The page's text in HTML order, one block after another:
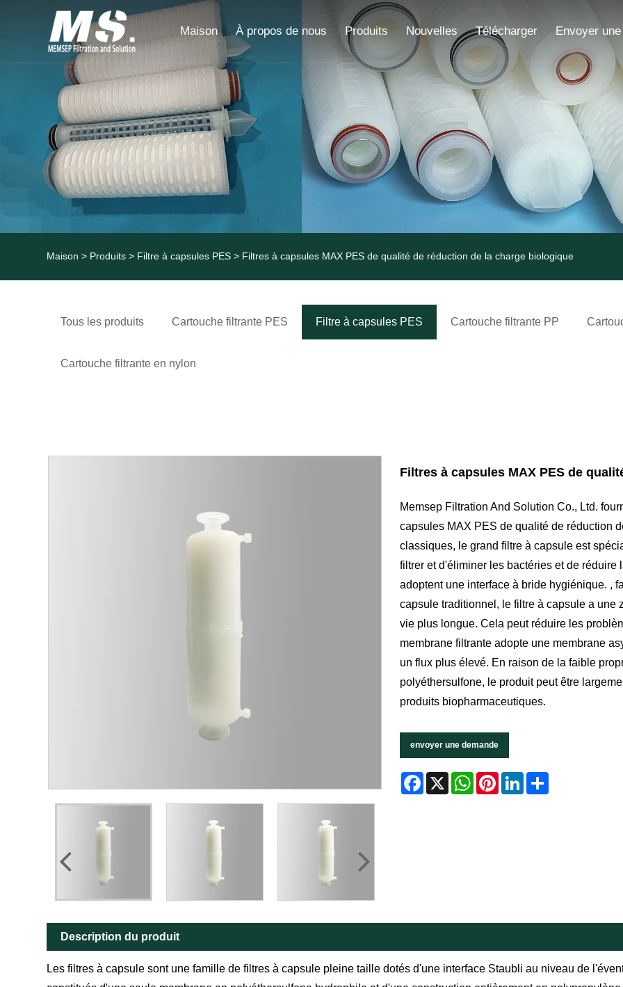
Maison À propos de nous Produits Nouvelles Télécharger Envoyer
Maison > Produits > Filtre à capsules PES > Filtres à capsules MAX PES de qualité de réduction de la charge biologique
Tous les produits Cartouche filtrante PES Filtre à capsules PES Cartouche filtrante PP
Cartouche filtrante en nylon
Filtres à capsules MAX PES de
Memsep Filtration And Solution Co., Ltd.
capsules MAX PES de qualité de réduction
classiques, le grand filtre à capsule est
filtrer et d'éliminer les bactéries et de
adoptent une interface à bride hygiénique. ,
capsule traditionnel, le filtre à capsule a une
vie plus longue. Cela peut réduire les
membrane filtrante adopte une membrane
un flux plus élevé. En raison de la faible
polyéthersulfone, le produit peut être
produits biopharmaceutiques.
envoyer une demande
Facebook
X WhatsApp
PinterestLinkedIn
Description du produit
Les filtres à capsule sont une famille de filtres à capsule pleine taille dotés d'une interface Staubli au niveau de